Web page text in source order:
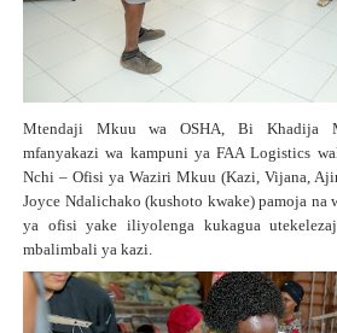
Mtendaji Mkuu wa OSHA, Bi Khadija
mfanyakazi wa kampuni ya FAA Logistics
Nchi – Ofisi ya Waziri Mkuu (Kazi, Vijana,
Joyce Ndalichako (kushoto kwake) pamoja
ya ofisi yake iliyolenga kukagua
mbalimbali ya kazi.